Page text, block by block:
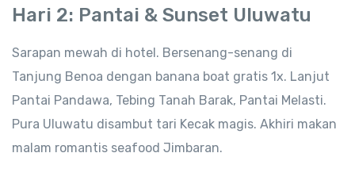
Hari 2: Pantai & Sunset Uluwatu
Sarapan mewah di hotel. Bersenang-senang di
Tanjung Benoa dengan banana boat gratis 1x. Lanjut
Pantai Pandawa, Tebing Tanah Barak, Pantai Melasti.
Pura Uluwatu disambut tari Kecak magis. Akhiri makan
malam romantis seafood Jimbaran.